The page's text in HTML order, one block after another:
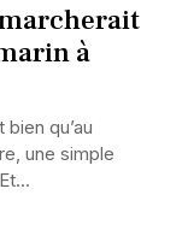
marcherait
à
qu’au
une simple